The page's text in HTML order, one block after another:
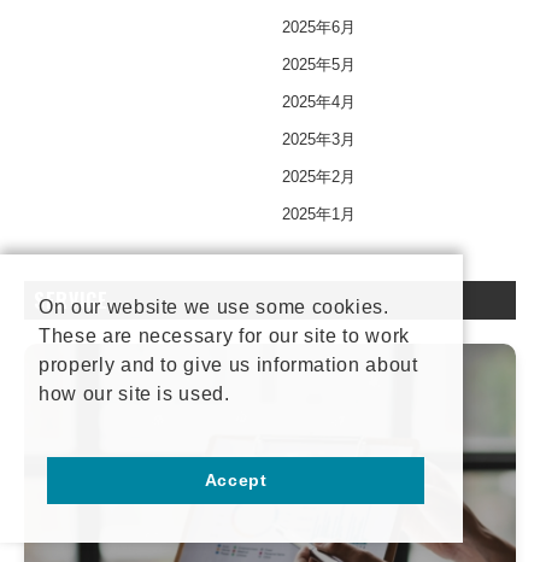
2025年6月
2025年5月
2025年4月
2025年3月
2025年2月
2025年1月
SERVICE
On our website we use some cookies.
These are necessary for our site to work
properly and to give us information about
how our site is used.
Accept